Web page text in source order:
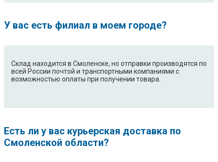
У вас есть филиал в моем городе?
Склад находится в Смоленске, но отправки производятся по
всей России почтой и транспортными компаниями с
возможностью оплаты при получении товара.
Есть ли у вас курьерская доставка по
Смоленской области?